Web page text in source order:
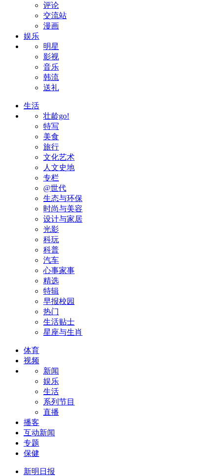
评论
交流站
漫画
娱乐
明星
影视
音乐
韩流
送礼
生活
壮龄go!
特写
美食
旅行
文化艺术
人文史地
专栏
@世代
生态与环保
时尚与美容
设计与家居
光影
科玩
科普
汽车
心事家事
精选
特辑
早报校园
热门
生活贴士
星座与生肖
体育
视频
新闻
娱乐
生活
系列节目
直播
播客
互动新闻
专题
保健
新明日报